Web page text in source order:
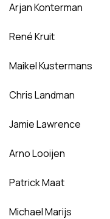
Arjan Konterman
René Kruit
Maikel Kustermans
Chris Landman
Jamie Lawrence
Arno Looijen
Patrick Maat
Michael Marijs